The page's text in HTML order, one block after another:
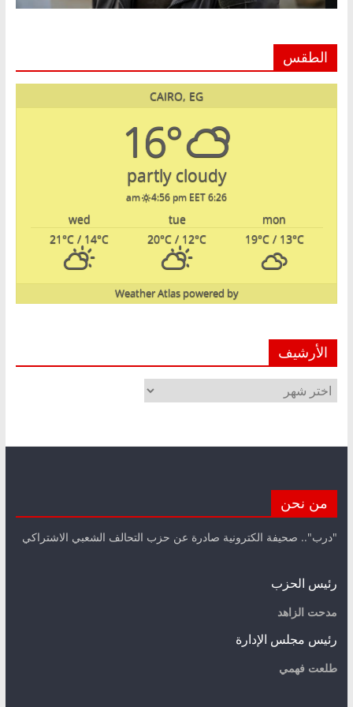
الطقس
CAIRO, EG
16°
partly cloudy
6:26 am
4:56 pm EET
mon
tue
wed
19°C/ 13°C
20°C / 12°C
21°C / 14°C
powered by
Weather Atlas
الأرشيف
الأرشيف
من نحن
"درب".. صحيفة الكترونية صادرة عن حزب التحالف الشعبي الاشتراكي
رئيس الحزب
مدحت الزاهد
رئيس مجلس الإدارة
طلعت فهمي